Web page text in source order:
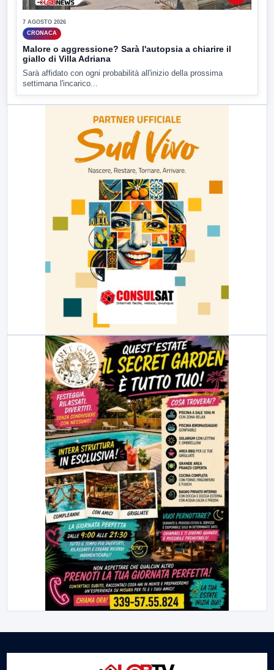
7 AGOSTO 2026
CRONACA
Malore o aggressione? Sarà l'autopsia a chiarire il
giallo di Villa Adriana
Sarà affidato con ogni probabilità all'inizio della prossima
settimana l'incarico...